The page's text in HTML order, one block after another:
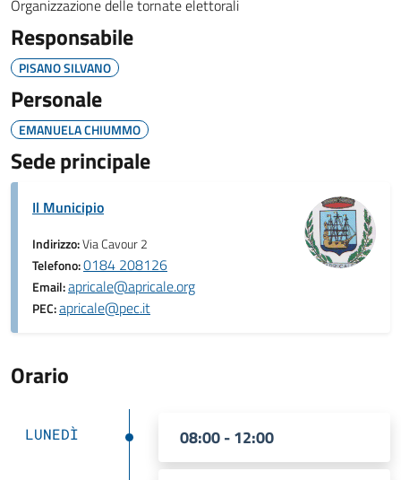
Organizzazione delle tornate elettorali
Responsabile
PISANO SILVANO
Personale
EMANUELA CHIUMMO
Sede principale
Il Municipio
Indirizzo:Via Cavour 2
Telefono:0184 208126
Email:apricale@apricale.org
PEC:apricale@pec.it
Orario
LUNEDÌ 08:00 - 12:00